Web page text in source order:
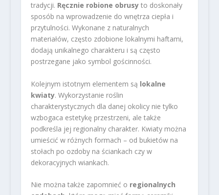
tradycji. Ręcznie robione obrusyto doskonały
sposób na wprowadzenie do wnętrza ciepła i
przytulności. Wykonane z naturalnych
materiałów, często zdobione lokalnymi haftami,
dodają unikalnego charakteru i są często
postrzegane jako symbol gościnności.
Kolejnym istotnym elementem są lokalne
kwiaty. Wykorzystanie roślin
charakterystycznych dla danej okolicy nie tylko
wzbogaca estetykę przestrzeni, ale także
podkreśla jej regionalny charakter. Kwiaty można
umieścić w różnych formach – od bukietów na
stołach po ozdoby na ściankach czy w
dekoracyjnych wiankach.
Nie można także zapomnieć o regionalnych